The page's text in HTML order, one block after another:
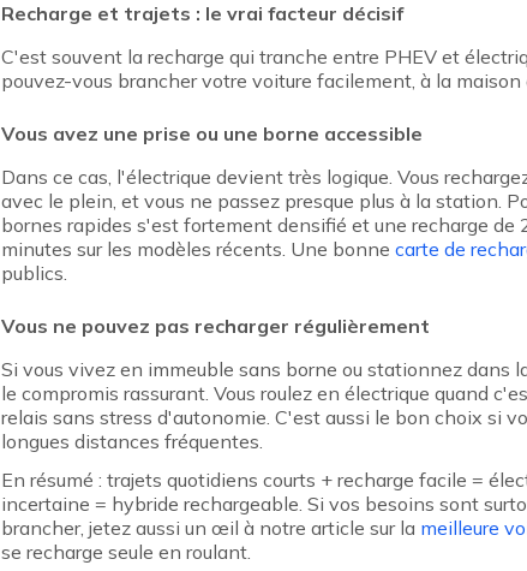
Recharge et trajets : le vrai facteur décisif
C'est souvent la recharge qui tranche entre PHEV et
pouvez-vous brancher votre voiture facilement, à la maison
Vous avez une prise ou une borne accessible
Dans ce cas, l'électrique devient très logique. Vous
avec le plein, et vous ne passez presque plus à la station.
bornes rapides s'est fortement densifié et une recharge de
minutes sur les modèles récents. Une bonne carte de
publics.
Vous ne pouvez pas recharger régulièrement
Si vous vivez en immeuble sans borne ou stationnez dans
le compromis rassurant. Vous roulez en électrique quand
relais sans stress d'autonomie. C'est aussi le bon choix si
longues distances fréquentes.
En résumé : trajets quotidiens courts + recharge facile =
incertaine = hybride rechargeable. Si vos besoins sont
brancher, jetez aussi un œil à notre article sur la meilleure
se recharge seule en roulant.